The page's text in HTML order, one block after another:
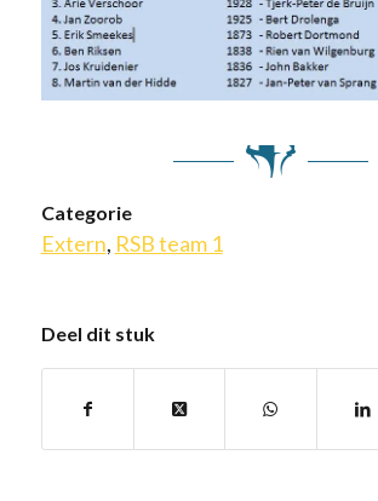
Categorie
Extern, RSB team 1
Deel dit stuk